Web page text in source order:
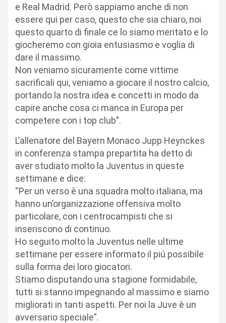
e Real Madrid. Però sappiamo anche di non
essere qui per caso, questo che sia chiaro, noi
questo quarto di finale ce lo siamo meritato e lo
giocheremo con gioia entusiasmo e voglia di
dare il massimo.
Non veniamo sicuramente come vittime
sacrificali qui, veniamo a giocare il nostro calcio,
portando la nostra idea e concetti in modo da
capire anche cosa ci manca in Europa per
competere con i top club”.
L’allenatore del Bayern Monaco Jupp Heynckes
in conferenza stampa prepartita ha detto di
aver studiato molto la Juventus in queste
settimane e dice:
“Per un verso è una squadra molto italiana, ma
hanno un’organizzazione offensiva molto
particolare, con i centrocampisti che si
inseriscono di continuo.
Ho seguito molto la Juventus nelle ultime
settimane per essere informato il piú possibile
sulla forma dei loro giocatori.
Stiamo disputando una stagione formidabile,
tutti si stanno impegnando al massimo e siamo
migliorati in tanti aspetti. Per noi la Juve è un
avversario speciale”.